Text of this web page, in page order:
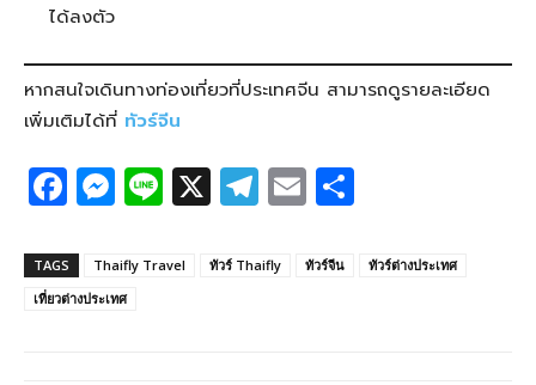
ได้ลงตัว
หากสนใจเดินทางท่องเที่ยวที่ประเทศจีน สามารถดูรายละเอียด
เพิ่มเติมได้ที่ ทัวร์จีน
F
a
c
e
M
e
ss
e
Li
n
e
X T
el
e
E
m
ail ar
TAGS Thaifly Travel ทัวร์ Thaifly ทัวร์จีน
ทัวร์ต่างประเทศ
เที่ยวต่างประเทศ